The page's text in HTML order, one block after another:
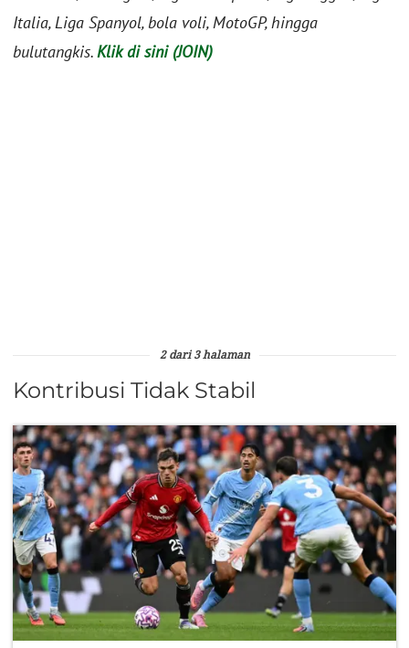
Italia, Liga Spanyol, bola voli, MotoGP, hingga
bulutangkis.Klik di sini (JOIN)
2 dari 3 halaman
Kontribusi Tidak Stabil